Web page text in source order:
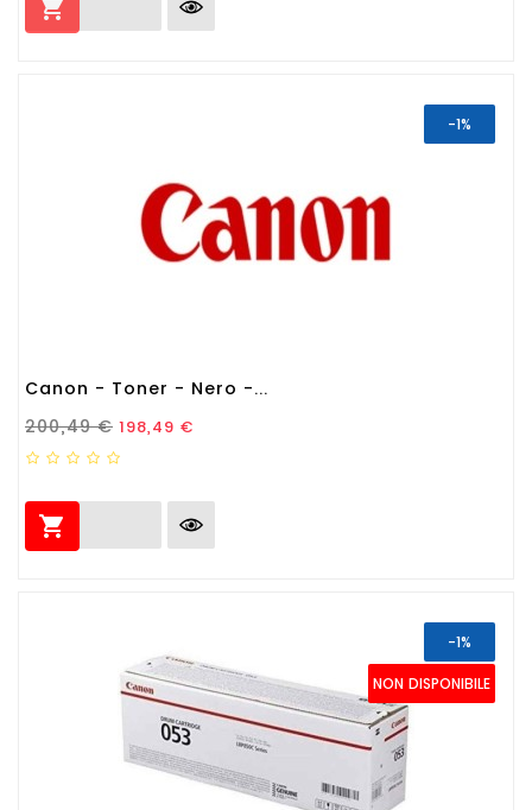

-1%
Canon - Toner - Nero -...
Prezzo Standard
200,49 € Prezzo
198,49 €

NON DISPONIBILE
-1%